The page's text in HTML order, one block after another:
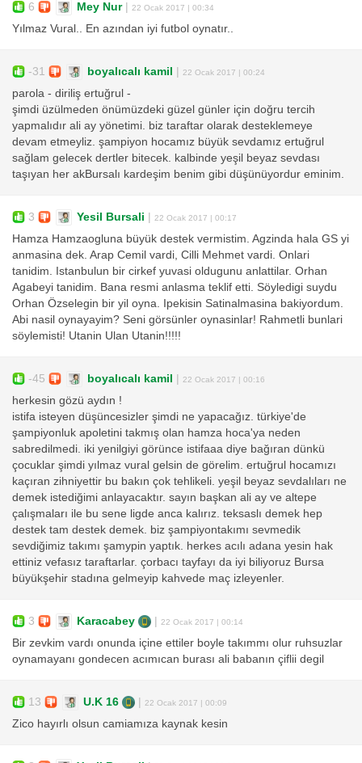
6 Mey Nur| 22 Ocak 2017 | 00:34
Yılmaz Vural.. En azından iyi futbol oynatır..
-31 boyalıcalı kamil 22 Ocak 2017 | 00:24
parola - diriliş ertuğrul -
şimdi üzülmeden önümüzdeki güzel günler için doğru tercih
yapmalıdır ali ay yönetimi. biz taraftar olarak desteklemeye
devam etmeyliz. şampiyon hocamız büyük sevdamız ertuğrul
sağlam gelecek dertler bitecek. kalbinde yeşil beyaz sevdası
taşıyan her akBursalı kardeşim benim gibi düşünüyordur eminim.
3 Yesil Bursali 22 Ocak 2017 | 00:17
Hamza Hamzaogluna büyük destek vermistim. Agzinda hala GS yi
anmasina dek. Arap Cemil vardi, Cilli Mehmet vardi. Onlari
tanidim. Istanbulun bir cirkef yuvasi oldugunu anlattilar. Orhan
Agabeyi tanidim. Bana resmi anlasma teklif etti. Söyledigi suydu
Orhan Özselegin bir yil oyna. Ipekisin Satinalmasina bakiyordum.
Abi nasil oynayayim? Seni görsünler oynasinlar! Rahmetli bunlari
söylemisti! Utanin Ulan Utanin!!!!!
-45 boyalıcalı kamil 22 Ocak 2017 | 00:16
herkesin gözü aydın !
istifa isteyen düşüncesizler şimdi ne yapacağız. türkiye'de
şampiyonluk apoletini takmış olan hamza hoca'ya neden
sabredilmedi. iki yenilgiyi görünce istifaaa diye bağıran dünkü
çocuklar şimdi yılmaz vural gelsin de görelim. ertuğrul hocamızı
kaçıran zihniyettir bu bakın çok tehlikeli. yeşil beyaz sevdalıları ne
demek istediğimi anlayacaktır. sayın başkan ali ay ve altepe
çalışmaları ile bu sene ligde anca kalırız. teksaslı demek hep
destek tam destek demek. biz şampiyontakımı sevmedik
sevdiğimiz takımı şamypin yaptık. herkes acılı adana yesin hak
ettiniz vefasız taraftarlar. çorbacı tayfayı da iyi biliyoruz Bursa
büyükşehir stadına gelmeyip kahvede maç izleyenler.
3 Karacabey 22 Ocak 2017 | 00:14
Bir zevkim vardı onunda içine ettiler boyle takımmı olur ruhsuzlar
oynamayanı gondecen acımıcan burası ali babanın çiflii degil
13 U.K 16 22 Ocak 2017 | 00:09
Zico hayırlı olsun camiamıza kaynak kesin